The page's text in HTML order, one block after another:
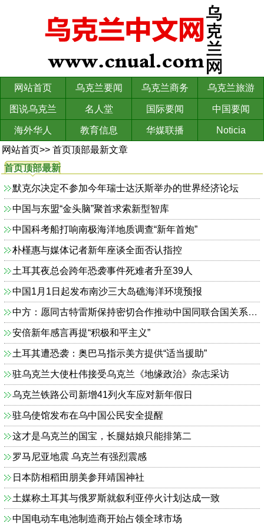
网站首页 乌克兰要闻 乌克兰商务 乌克兰旅游
图说乌克兰 名人堂 国际要闻 中国要闻
海外华人 教育信息 华媒联播
Noticia
网站首页>> 首页顶部最新文章
首页顶部最新
文章
默克尔决定不参加今年瑞士达沃斯举办的世界经济论坛
中国与东盟“金头脑”聚首求索新型智库
中国科考船打响南极海洋地质调查“新年首炮”
朴槿惠与媒体记者新年座谈全面否认指控
土耳其夜总会跨年恐袭事件死难者升至39人
中国1月1日起发布南沙三大岛礁海洋环境预报
中方：愿同古特雷斯保持密切合作推动中国同联合国关系发展
安倍新年感言再提“积极和平主义”
土耳其遭恐袭：奥巴马指示美方提供“适当援助”
驻乌克兰大使杜伟接受乌克兰《地缘政治》杂志采访
乌克兰铁路公司新增41列火车应对新年假日
驻乌使馆发布在乌中国公民安全提醒
这才是乌克兰的国宝，长腿姑娘只能排第二
罗马尼亚地震 乌克兰有强烈震感
日本防相稻田朋美参拜靖国神社
土媒称土耳其与俄罗斯就叙利亚停火计划达成一致
中国电动车电池制造商开始占领全球市场